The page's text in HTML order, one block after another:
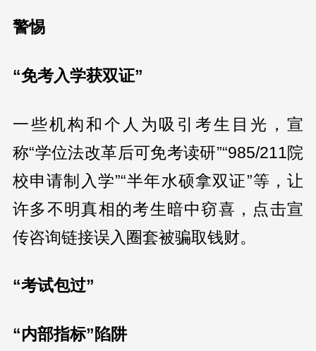
警惕
“免考入学获双证”
一些机构和个人为吸引考生目光，宣
称“学位法改革后可免考读研”“985/211院
校申请制入学”“半年水硕拿双证”等，让
许多不明真相的考生暗中窃喜，点击宣
传咨询链接误入圈套被骗取钱财。
“考试包过”
“内部指标”陷阱